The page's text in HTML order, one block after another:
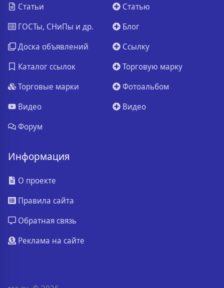
Статьи
ГОСТы, СНиПы и др.
Доска объявлений
Каталог ссылок
Торговые марки
Видео
Форум
Статью
Блог
Ссылку
Торговую марку
Фотоальбом
Видео
Информация
О проекте
Правила сайта
Обратная связь
Реклама на сайте